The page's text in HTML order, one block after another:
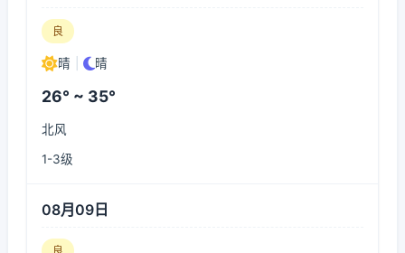
良
晴 晴
26° ~ 35°
北风
1-3级
08月09日